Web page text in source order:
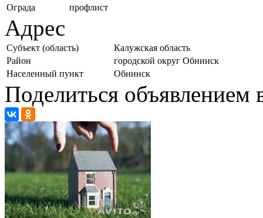
Ограда
профлист
Адрес
Субъект (область)
Калужская область
Район
городской округ Обнинск
Населенный пункт
Обнинск
Поделиться объявлением